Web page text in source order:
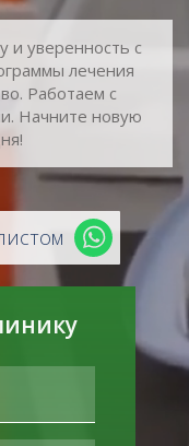
и уверенность с
лечения
Работаем с
Начните новую